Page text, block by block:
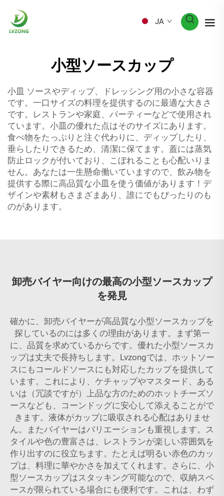
JA
小型ソースカップ
小皿 ソースやディップ、ドレッシング用の小さな容器
です。一口サイズの料理を提供するのに最適な大きさ
です。レストランや家庭、パーティーなどで使用され
ています。小皿の優れた点はそのサイズにあります。
食べ物をたっぷりと注ぐ代わりに、ディップしたり、
垂らしたりできるため、清潔に保てます。蓋には蒸気
防止ロックが付いており、こぼれることも心配いりま
せん。あなたは一生懸命働いていますので、飲み物を
提供する際に高品質な小皿を使う価値があります！デ
ザインや素材もさまざまあり、誰にでもぴったりのも
のがあります。
卸売バイヤー向けの最高の小型ソースカップ
を発見
確かに、卸売バイヤーが高品質な小型ソースカップを
探しているのには多くの理由があります。まず第一
に、品質を求めているからです。優れた小型ソースカ
ップは丈夫で長持ちします。Lvzongでは、ホットソー
スにもコールドソースにも対応したカップを提供して
います。これにより、ケチャップやマスタード、ある
いは（冗談ですが）上品な方のためのホットチーズソ
ースなども、コーンドッグに安心して添えることがで
きます。液体がカップに吸収される心配はありませ
ん。またバイヤーはバリエーションも重視します。ス
タイルや色の豊富さは、レストランが楽しい雰囲気を
作り出すのに役立ちます。たとえば明るい赤色のカッ
プは、料理に華やかさを加えてくれます。さらに、小
型ソースカップはスタッキング可能なので、収納スペ
ースが限られている場合にも便利です。これは、わず